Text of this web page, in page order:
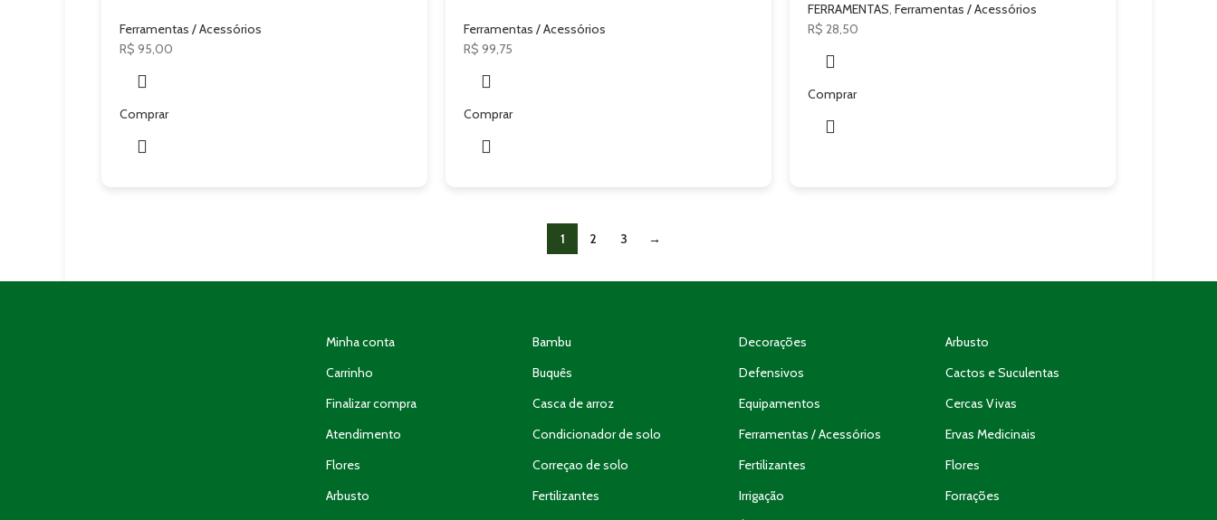
Ferramentas / Acessórios
R$ 95,00
Comprar
Ferramentas / Acessórios
R$ 99,75
Comprar
FERRAMENTAS, Ferramentas / Acessórios
R$ 28,50
Comprar
1 2 3 →
Minha conta
Carrinho
Finalizar compra
Atendimento
Flores
Arbusto
Bambu
Buquês
Casca de arroz
Condicionador de solo
Correçao de solo
Fertilizantes
Decorações
Defensivos
Equipamentos
Ferramentas / Acessórios
Fertilizantes
Irrigação
Arbusto
Cactos e Suculentas
Cercas Vivas
Ervas Medicinais
Flores
Forrações